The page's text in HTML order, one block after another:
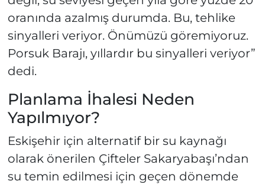
oranında azalmış durumda. Bu, tehlike
sinyalleri veriyor. Önümüzü göremiyoruz.
Porsuk Barajı, yıllardır bu sinyalleri veriyor”
dedi.
Planlama İhalesi Neden
Yapılmıyor?
Eskişehir için alternatif bir su kaynağı
olarak önerilen Çifteler Sakaryabaşı’ndan
su temin edilmesi için geçen dönemde